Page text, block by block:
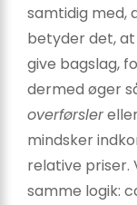
samtidig med,
betyder det, at
give bagslag,
dermed øger
overførsler
mindsker
relative
samme logik: